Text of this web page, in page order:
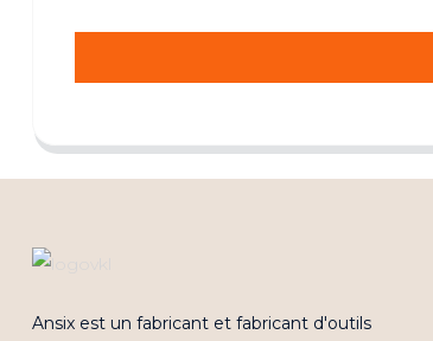
Ansix est un fabricant et fabricant d'outils